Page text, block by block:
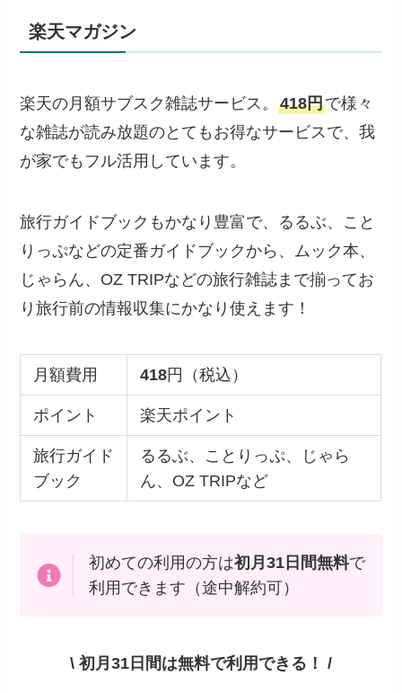
楽天マガジン
楽天の月額サブスク雑誌サービス。418円で様々
な雑誌が読み放題のとてもお得なサービスで、我
が家でもフル活用しています。
旅行ガイドブックもかなり豊富で、るるぶ、こと
りっぷなどの定番ガイドブックから、ムック本、
じゃらん、OZ TRIPなどの旅行雑誌まで揃ってお
り旅行前の情報収集にかなり使えます！
月額費用 418円（税込）
ポイント 楽天ポイント
旅行ガイド
ブック
るるぶ、ことりっぷ、じゃら
ん、OZ TRIPなど
初めての利用の方は初月31日間無料で
利用できます（途中解約可）
\ 初月31日間は無料で利用できる！ /